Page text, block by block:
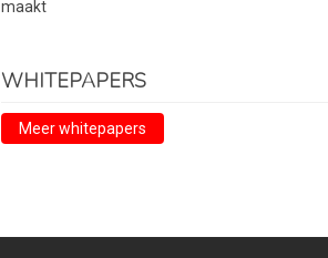
maakt
WHITEPAPERS
Meer whitepapers